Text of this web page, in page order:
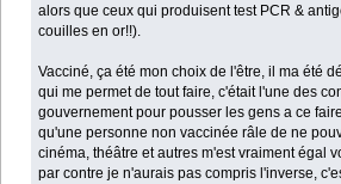
alors que ceux qui produisent test PCR &
couilles en or!!).
Vacciné, ça été mon choix de l'être, il ma été
qui me permet de tout faire, c'était l'une des
gouvernement pour pousser les gens a ce
qu'une personne non vaccinée râle de ne
cinéma, théâtre et autres m'est vraiment égal
par contre je n'aurais pas compris l'inverse,